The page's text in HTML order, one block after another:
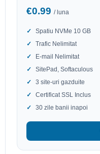
€0.99 / luna
Spatiu NVMe 10 GB
Trafic Nelimitat
E-mail Nelimitat
SitePad, Softaculous
3 site-uri gazduite
Certificat SSL Inclus
30 zile banii inapoi